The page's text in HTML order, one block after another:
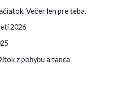
Večer len pre teba.
2026
z pohybu a tanca